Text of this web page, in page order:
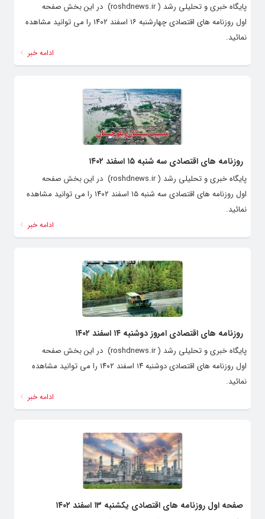
پایگاه خبری و تحلیلی رشد ( roshdnews.ir) در این بخش صفحه
اول روزنامه های اقتصادی چهارشنبه ۱۶ اسفند ۱۴۰۲ را می توانید مشاهده
نمائید.
ادامه خبر
روزنامه های اقتصادی سه شنبه ۱۵ اسفند ۱۴۰۲
پایگاه خبری و تحلیلی رشد ( roshdnews.ir) در این بخش صفحه
اول روزنامه های اقتصادی سه شنبه ۱۵ اسفند ۱۴۰۲ را می توانید مشاهده
نمائید.
ادامه خبر
روزنامه های اقتصادی امروز دوشنبه ۱۴ اسفند ۱۴۰۲
پایگاه خبری و تحلیلی رشد ( roshdnews.ir) در این بخش صفحه
اول روزنامه های اقتصادی دوشنبه ۱۴ اسفند ۱۴۰۲ را می توانید مشاهده
نمائید.
ادامه خبر
صفحه اول روزنامه های اقتصادی یکشنبه ۱۳ اسفند ۱۴۰۲